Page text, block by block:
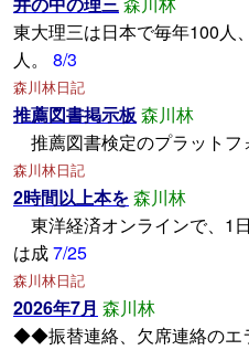
東大理三は日本で毎年100人
人。 8/3
森川林日記
推薦図書掲示板森川林
推薦図書検定のプラットフ
森川林日記
2時間以上本を森川林
東洋経済オンラインで、1
は成7/25
森川林日記
2026年7月 森川林
◆◆振替連絡、欠席連絡の